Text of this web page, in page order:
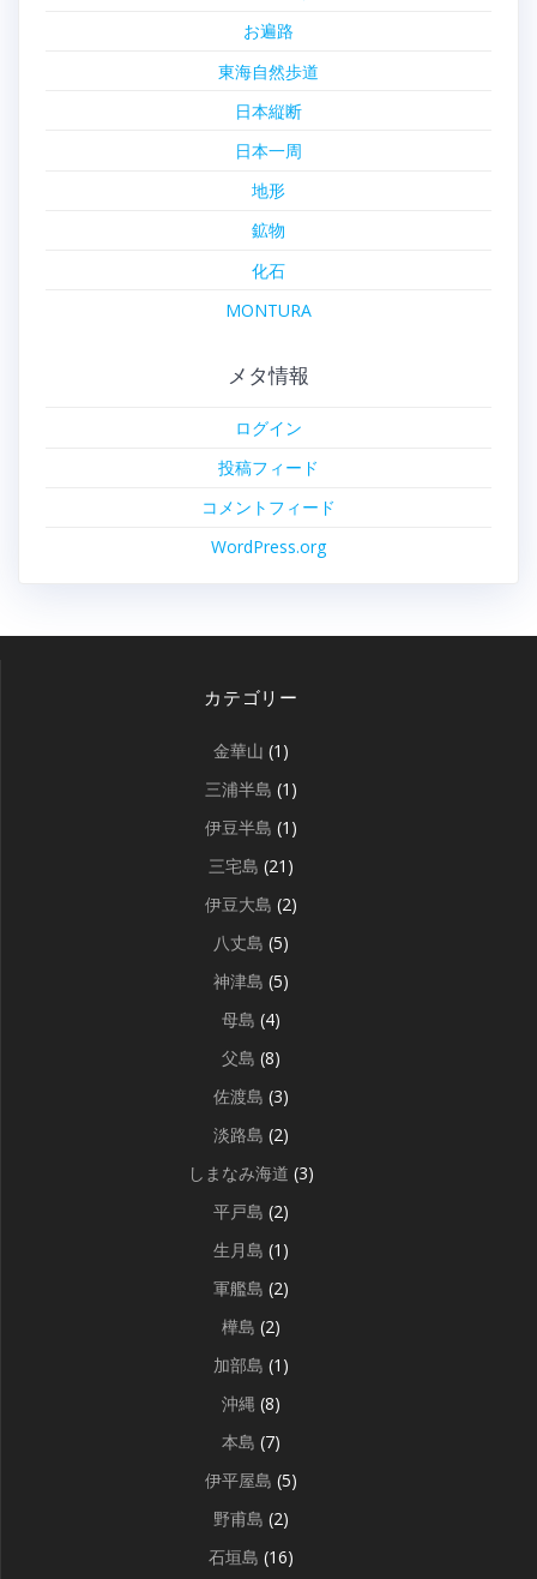
お遍路
東海自然歩道
日本縦断
日本一周
地形
鉱物
化石
MONTURA
メタ情報
ログイン
投稿フィード
コメントフィード
WordPress.org
カテゴリー
金華山 (1)
三浦半島 (1)
伊豆半島 (1)
三宅島 (21)
伊豆大島 (2)
八丈島 (5)
神津島 (5)
母島 (4)
父島 (8)
佐渡島 (3)
淡路島 (2)
しまなみ海道 (3)
平戸島 (2)
生月島 (1)
軍艦島 (2)
樺島 (2)
加部島 (1)
沖縄 (8)
本島 (7)
伊平屋島 (5)
野甫島 (2)
石垣島 (16)